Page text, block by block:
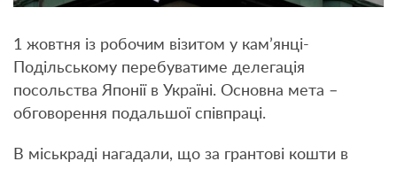
1 жовтня із робочим візитом у кам’янці-
Подільському перебуватиме делегація
посольства Японії в Україні. Основна мета –
обговорення подальшої співпраці.
В міськраді нагадали, що за грантові кошти в